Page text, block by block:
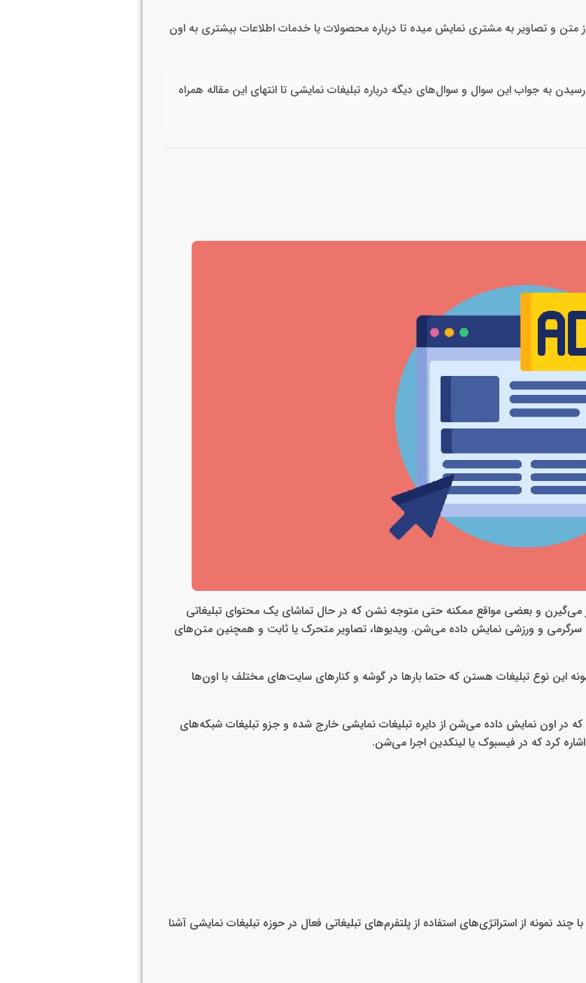
از متن و تصاویر به مشتری نمایش میده تا درباره محصولات یا خدمات اطلاعات بیشتری به اون
به جواب این سوال و سوال‌های دیگه درباره تبلیغات نمایشی تا انتهای این مقاله همراه
می‌گیرن و بعضی مواقع ممکنه حتی متوجه نشن که در حال تماشای یک محتوای تبلیغاتی
و ورزشی نمایش داده می‌شن. ویدیوها، تصاویر متحرک یا ثابت و همچنین متن‌های
این نوع تبلیغات هستن که حتما بارها در گوشه و کنارهای سایت‌های مختلف با اون‌ها
در اون نمایش داده می‌شن از دایره تبلیغات نمایشی خارج شده و جزو تبلیغات شبکه‌های
کرد که در فیسبوک یا لینکدین اجرا می‌شن.
نمونه از استراتژی‌های استفاده از پلتفرم‌های تبلیغاتی فعال در حوزه تبلیغات نمایشی آشنا